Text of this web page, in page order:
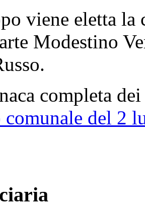
viene eletta
Modestino
completa
del 2